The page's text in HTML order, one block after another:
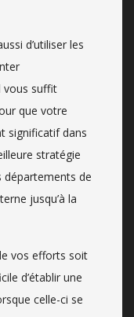
d’utiliser les
vous suffit
que votre
significatif dans
stratégie
de
jusqu’à la
vos efforts soit
d’établir une
celle-ci se